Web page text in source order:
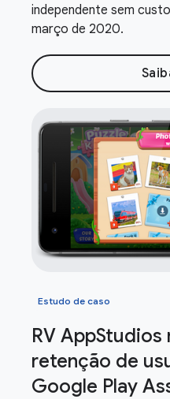
independente sem
março de 2020.
Estudo de caso
RV AppStudios
retenção de
Google Play